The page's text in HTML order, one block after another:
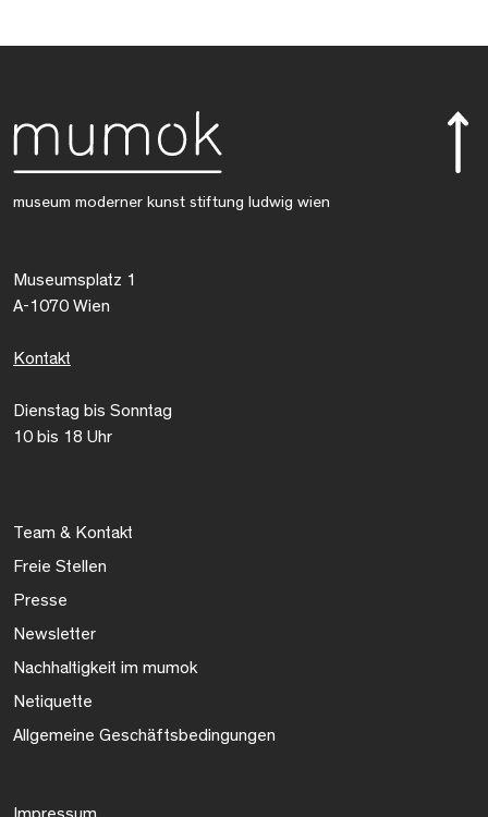
museum moderner kunst stiftung ludwig wien
Museumsplatz 1
A-1070 Wien
Kontakt
Dienstag bis Sonntag
10 bis 18 Uhr
Team & Kontakt
Freie Stellen
Presse
Newsletter
Nachhaltigkeit im mumok
Netiquette
Allgemeine Geschäftsbedingungen